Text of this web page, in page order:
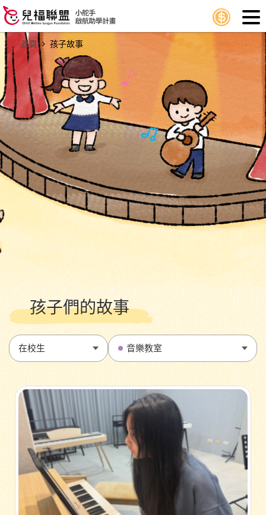
首頁 孩子故事
孩子們的故事
在校生 音樂教室